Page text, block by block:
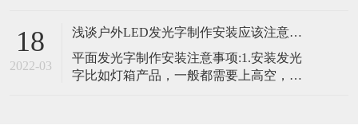
用激光将不
宣传作用，所以很受使用者的喜欢。那你
知道吸塑灯箱应该如何选择光源吗?在冬季
时又该如何进行保养呢?下面东莞金笛广告
吸塑灯箱厂家就来为大家详细介绍一下，
18
2022-03
浅谈户外LED发光字制作安装应该注意的事项
平面发光字制作安装注意事项:1.安装发光
字比如灯箱产品，一般都需要上高空，安